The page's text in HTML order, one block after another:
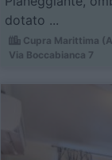
dotato ...
Cupra Marittima
Via Boccabianca 7